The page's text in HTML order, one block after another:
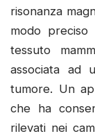
risonanza
modo
tessuto
associata ad
tumore. Un
che ha
rilevati nei